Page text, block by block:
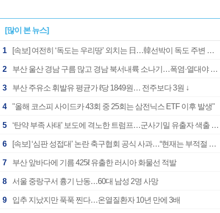
[많이 본 뉴스]
1 [속보] 여전히 ‘독도는 우리땅’ 외치는 日…韓선박이 독도 주변 해양조사 활동하자 반발
2 부산 울산 경남 구름 많고 경남 북서내륙 소나기…폭염·열대야 계속
3 부산 주유소 휘발유 평균가 ℓ당 1849원… 전주보다 3원 ↓
4 "올해 코스피 사이드카 43회 중 25회는 삼전닉스 ETF 이후 발생"
5 ‘탄약 부족 사태’ 보도에 격노한 트럼프…군사기밀 유출자 색출 지시
6 [속보] ‘심판 성접대’ 논란 축구협회 공식 사과…“현재는 부적절 행위 없어”
7 부산 앞바다에 기름 425ℓ 유출한 러시아 화물선 적발
8 서울 중랑구서 흉기 난동…60대 남성 2명 사망
9 입추 지났지만 푹푹 찐다…온열질환자 10년 만에 3배